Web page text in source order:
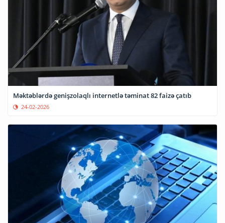
Məktəblərdə genişzolaqlı internetlə təminat 82 faizə çatıb
24-02-2026